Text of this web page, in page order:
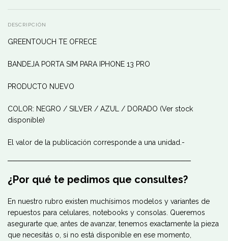
DESCRIPCIÓN
GREENTOUCH TE OFRECE
BANDEJA PORTA SIM PARA IPHONE 13 PRO
PRODUCTO NUEVO
COLOR: NEGRO / SILVER / AZUL / DORADO (Ver stock
disponible)
El valor de la publicación corresponde a una unidad.-
────────────────────────────────────
¿Por qué te pedimos que consultes?
En nuestro rubro existen muchísimos modelos y variantes de
repuestos para celulares, notebooks y consolas. Queremos
asegurarte que, antes de avanzar, tenemos exactamente la pieza
que necesitás o, si no está disponible en ese momento,